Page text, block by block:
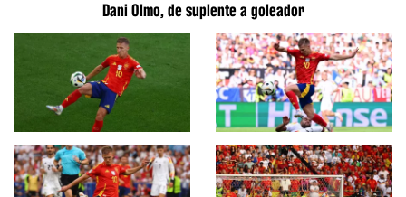
Dani Olmo, de suplente a goleador